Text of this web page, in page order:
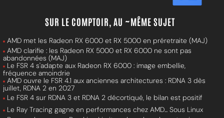
SUR LE COMPTOIR, AU ~MÊME SUJET
AMD met les Radeon RX 6000 et RX 5000 en préretraite (MAJ)
AMD clarifie : les Radeon RX 5000 et RX 6000 ne sont pas
abandonnées (MAJ)
Le FSR 4 s'adapte aux Radeon RX 6000 : image embellie,
fréquence amoindrie
AMD ouvre le FSR 4.1 aux anciennes architectures : RDNA 3 dès
juillet, RDNA 2 en 2027
Le FSR 4 sur RDNA 3 et RDNA 2 décortiqué, le bilan est positif
Le Ray Tracing gagne en performances chez AMD... Sous Linux